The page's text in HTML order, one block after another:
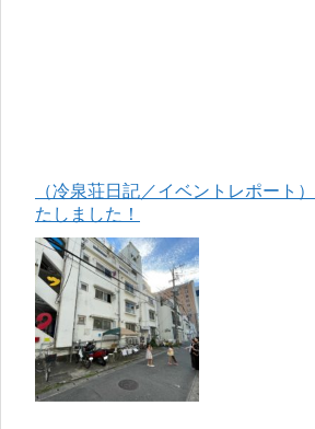
（冷泉荘日記／イベントレポート
たしました！